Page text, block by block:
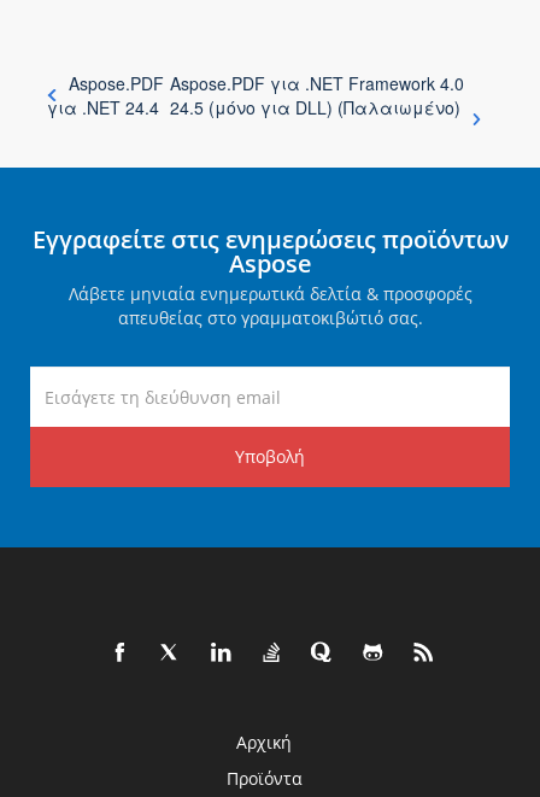
Aspose.PDF
για .NET 24.4
Aspose.PDF για .NET Framework 4.0
24.5 (μόνο για DLL) (Παλαιωμένο)
Εγγραφείτε στις ενημερώσεις προϊόντων
Aspose
Λάβετε μηνιαία ενημερωτικά δελτία & προσφορές
απευθείας στο γραμματοκιβώτιό σας.
Υποβολή
Αρχική
Προϊόντα